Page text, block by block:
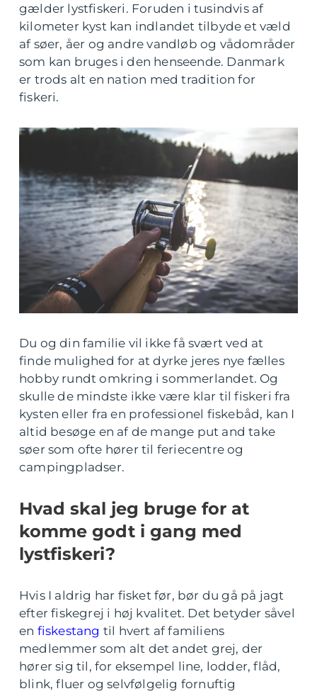
gælder lystfiskeri. Foruden i tusindvis af
kilometer kyst kan indlandet tilbyde et væld
af søer, åer og andre vandløb og vådområder
som kan bruges i den henseende. Danmark
er trods alt en nation med tradition for
fiskeri.
Du og din familie vil ikke få svært ved at
finde mulighed for at dyrke jeres nye fælles
hobby rundt omkring i sommerlandet. Og
skulle de mindste ikke være klar til fiskeri fra
kysten eller fra en professionel fiskebåd, kan I
altid besøge en af de mange put and take
søer som ofte hører til feriecentre og
campingpladser.
Hvad skal jeg bruge for at
komme godt i gang med
lystfiskeri?
Hvis I aldrig har fisket før, bør du gå på jagt
efter fiskegrej i høj kvalitet. Det betyder såvel
en fiskestang til hvert af familiens
medlemmer som alt det andet grej, der
hører sig til, for eksempel line, lodder, flåd,
blink, fluer og selvfølgelig fornuftig